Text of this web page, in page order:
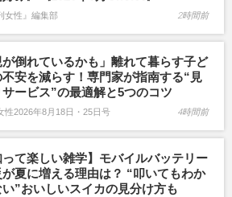
女性』編集部 2時間前
が倒れているかも」離れて暮らす子ど
不安を減らす！専門家が指南する“見
ービス”の最適解と5つのコツ
性2026年8月18日・25日号 4時間前
って楽しい雑学】モバイルバッテリー
が夏に増える理由は？ “叩いてもわか
い”おいしいスイカの見分け方も